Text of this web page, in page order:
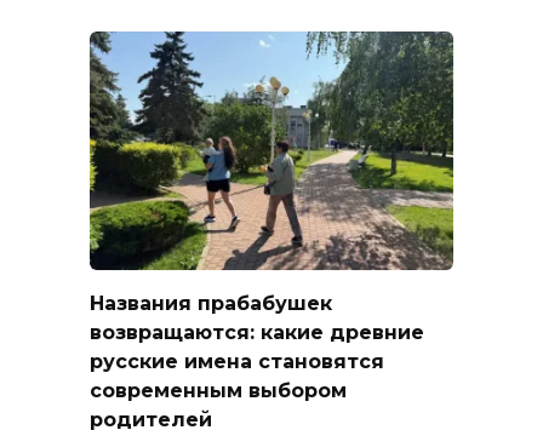
Названия прабабушек
возвращаются: какие древние
русские имена становятся
современным выбором
родителей